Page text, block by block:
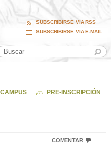
SUBSCRIBIRSE VIA RSS
SUBSCRIBIRSE VIA E-MAIL
CAMPUS PRE-INSCRIPCIÓN
COMENTAR